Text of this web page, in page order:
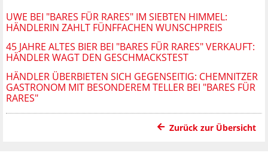
UWE BEI "BARES FÜR RARES" IM SIEBTEN HIMMEL:
HÄNDLERIN ZAHLT FÜNFFACHEN WUNSCHPREIS
45 JAHRE ALTES BIER BEI "BARES FÜR RARES" VERKAUFT:
HÄNDLER WAGT DEN GESCHMACKSTEST
HÄNDLER ÜBERBIETEN SICH GEGENSEITIG: CHEMNITZER
GASTRONOM MIT BESONDEREM TELLER BEI "BARES FÜR
RARES"
Zurück zur Übersicht